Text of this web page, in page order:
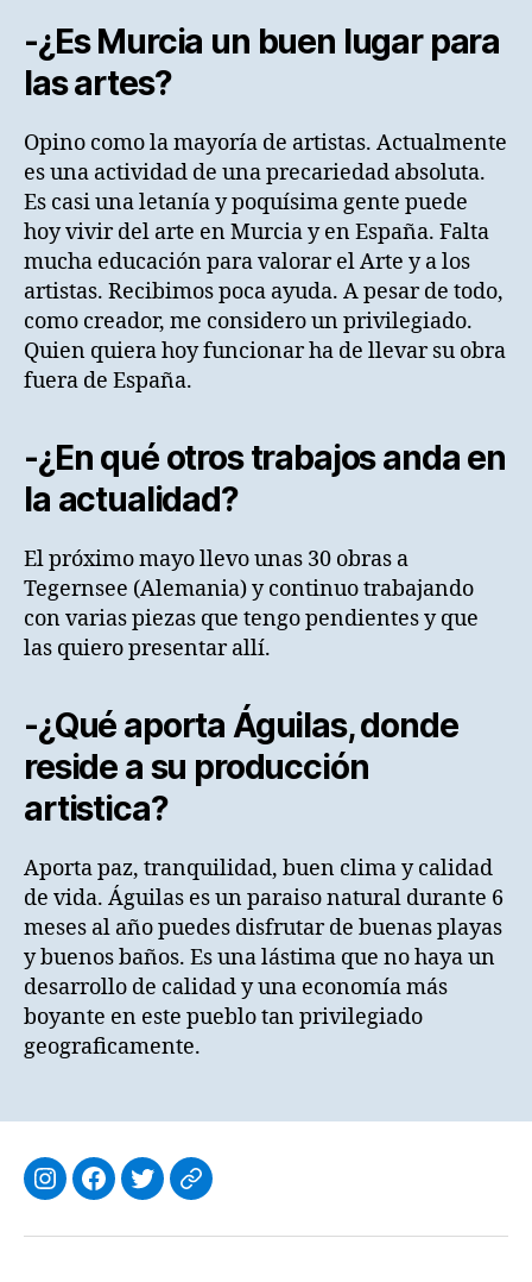
-¿Es Murcia un buen lugar para
las artes?
Opino como la mayoría de artistas. Actualmente
es una actividad de una precariedad absoluta.
Es casi una letanía y poquísima gente puede
hoy vivir del arte en Murcia y en España. Falta
mucha educación para valorar el Arte y a los
artistas. Recibimos poca ayuda. A pesar de todo,
como creador, me considero un privilegiado.
Quien quiera hoy funcionar ha de llevar su obra
fuera de España.
-¿En qué otros trabajos anda en
la actualidad?
El próximo mayo llevo unas 30 obras a
Tegernsee (Alemania) y continuo trabajando
con varias piezas que tengo pendientes y que
las quiero presentar allí.
-¿Qué aporta Águilas, donde
reside a su producción
artistica?
Aporta paz, tranquilidad, buen clima y calidad
de vida. Águilas es un paraiso natural durante 6
meses al año puedes disfrutar de buenas playas
y buenos baños. Es una lástima que no haya un
desarrollo de calidad y una economía más
boyante en este pueblo tan privilegiado
geograficamente.
Instagram:Facebook:
Twitter:OpenSea: